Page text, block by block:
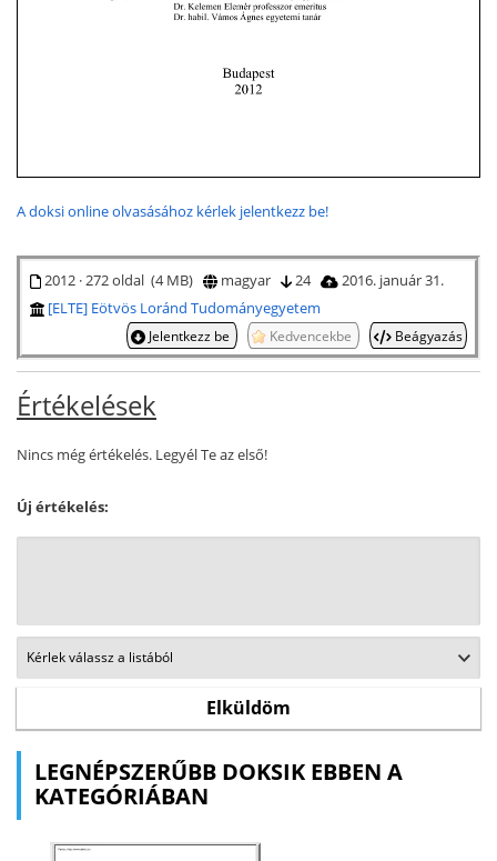
A doksi online olvasásához kérlek jelentkezz be!
2012 · 272 oldal (4 MB) magyar 24
2016. január 31.
[ELTE] Eötvös Loránd Tudományegyetem
Jelentkezz be Kedvencekbe Beágyazás
Értékelések
Nincs még értékelés. Legyél Te az első!
Új értékelés:
LEGNÉPSZERŰBB DOKSIK EBBEN A
KATEGÓRIÁBAN